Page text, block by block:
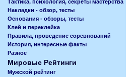
Тактика, психология, секреты мастерства
Накладки - обзор, тесты
Основания - обзоры, тесты
Клей и переклейка
Правила, проведение соревнований
История, интересные факты
Разное
Мировые Рейтинги
Мужской рейтинг